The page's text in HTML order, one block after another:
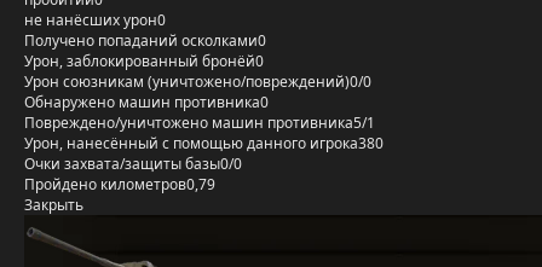
не нанёсших урон0
Получено попаданий осколками0
Урон, заблокированный бронёй0
Урон союзникам (уничтожено/повреждений)0/0
Обнаружено машин противника0
Повреждено/уничтожено машин противника5/1
Урон, нанесённый с помощью данного игрока380
Очки захвата/защиты базы0/0
Пройдено километров0,79
Закрыть